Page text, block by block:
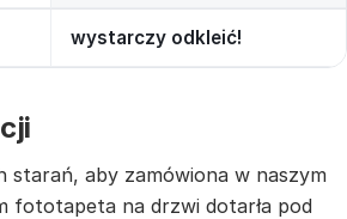
wystarczy odkleić!
starań, aby zamówiona w naszym
fototapeta na drzwi dotarła pod